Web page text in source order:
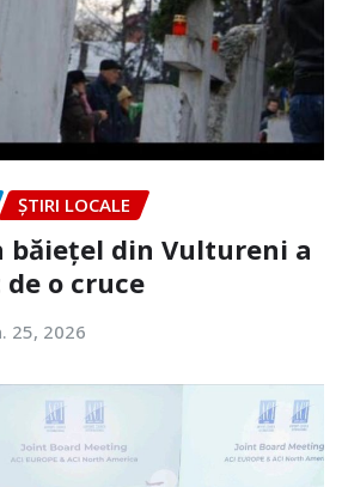
ȘTIRI LOCALE
băiețel din Vultureni a
o cruce
25, 2026